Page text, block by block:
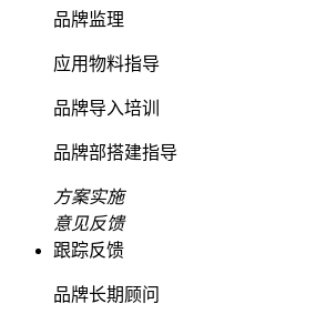
品牌监理
应用物料指导
品牌导入培训
品牌部搭建指导
方案实施
意见反馈
跟踪反馈
品牌长期顾问